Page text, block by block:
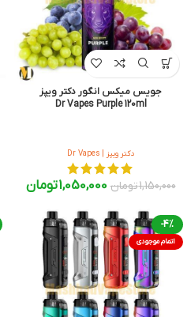
جویس میکس انگور دکتر ویپز
Dr Vapes Purple 120ml
دکتر ویپز | Dr Vapes
1,150,000تومان 1,050,000تومان
-4%
اتمام موجودی